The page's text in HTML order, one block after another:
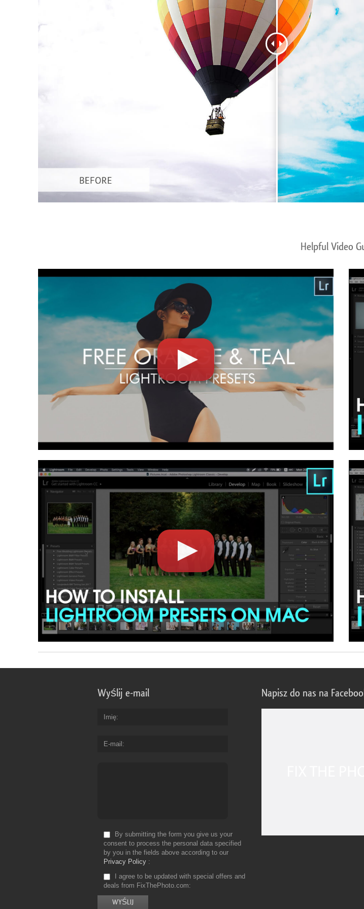
Usługi retuszu produktów Usługi retuszu biżuterii
Helpful Video
Wyślij e-mail
Imię
E-mail
By submitting the form you give us your
consent to process the personal data specified
by you in the fields above according to our
Privacy Policy
I agree to be updated with special offers and
deals from FixThePhoto.com
Napisz do nas na